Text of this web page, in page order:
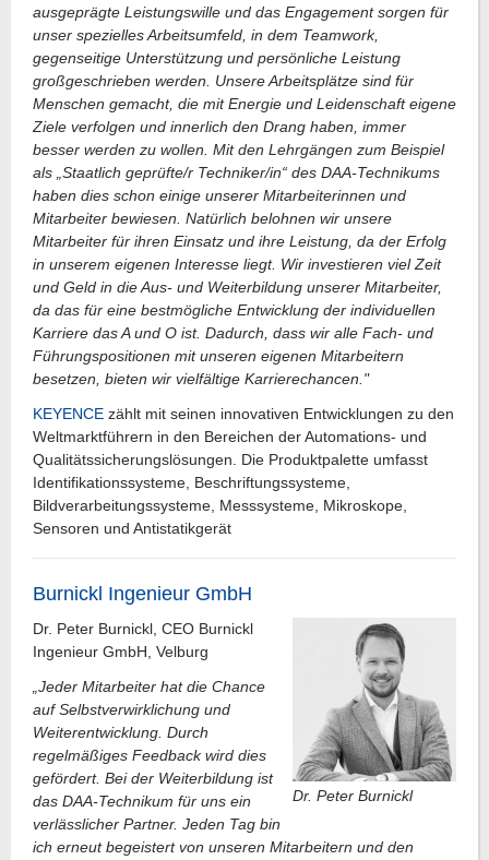
ausgeprägte Leistungswille und das Engagement sorgen für
unser spezielles Arbeitsumfeld, in dem Teamwork,
gegenseitige Unterstützung und persönliche Leistung
großgeschrieben werden. Unsere Arbeitsplätze sind für
Menschen gemacht, die mit Energie und Leidenschaft eigene
Ziele verfolgen und innerlich den Drang haben, immer
besser werden zu wollen. Mit den Lehrgängen zum Beispiel
als „Staatlich geprüfte/r Techniker/in“ des DAA-Technikums
haben dies schon einige unserer Mitarbeiterinnen und
Mitarbeiter bewiesen. Natürlich belohnen wir unsere
Mitarbeiter für ihren Einsatz und ihre Leistung, da der Erfolg
in unserem eigenen Interesse liegt. Wir investieren viel Zeit
und Geld in die Aus- und Weiterbildung unserer Mitarbeiter,
da das für eine bestmögliche Entwicklung der individuellen
Karriere das A und O ist. Dadurch, dass wir alle Fach- und
Führungspositionen mit unseren eigenen Mitarbeitern
besetzen, bieten wir vielfältige Karrierechancen."
KEYENCE zählt mit seinen innovativen Entwicklungen zu den
Weltmarktführern in den Bereichen der Automations- und
Qualitätssicherungslösungen. Die Produktpalette umfasst
Identifikationssysteme, Beschriftungssysteme,
Bildverarbeitungssysteme, Messsysteme, Mikroskope,
Sensoren und Antistatikgerät
Burnickl Ingenieur GmbH
Dr. Peter Burnickl
Dr. Peter Burnickl, CEO Burnickl
Ingenieur GmbH, Velburg
„Jeder Mitarbeiter hat die Chance
auf Selbstverwirklichung und
Weiterentwicklung. Durch
regelmäßiges Feedback wird dies
gefördert. Bei der Weiterbildung ist
das DAA-Technikum für uns ein
verlässlicher Partner. Jeden Tag bin
ich erneut begeistert von unseren Mitarbeitern und den